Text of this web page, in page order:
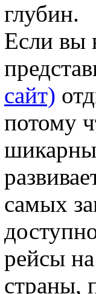
глубин.
Если вы
сайт)
потому
самых
рейсы
страны,